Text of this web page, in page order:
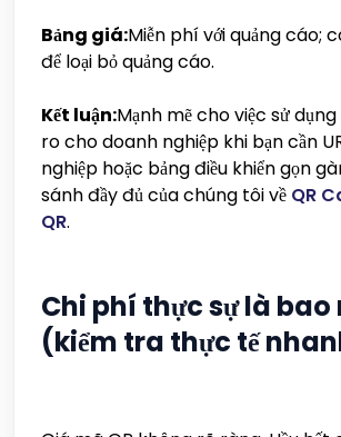
Bảng giá:Miễn phí với quảng cáo;
để loại bỏ quảng cáo.
Kết luận:Mạnh mẽ cho việc sử
ro cho doanh nghiệp khi bạn cần
nghiệp hoặc bảng điều khiển gọn
sánh đầy đủ của chúng tôi về QR
QR.
Chi phí thực sự là bao
(kiểm tra thực tế